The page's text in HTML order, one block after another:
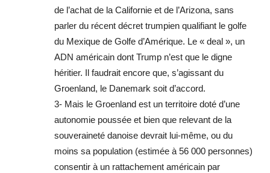
de l’achat de la Californie et de l’Arizona, sans
parler du récent décret trumpien qualifiant le golfe
du Mexique de Golfe d’Amérique. Le « deal », un
ADN américain dont Trump n’est que le digne
héritier. Il faudrait encore que, s’agissant du
Groenland, le Danemark soit d’accord.
3- Mais le Groenland est un territoire doté d’une
autonomie poussée et bien que relevant de la
souveraineté danoise devrait lui-même, ou du
moins sa population (estimée à 56 000 personnes)
consentir à un rattachement américain par